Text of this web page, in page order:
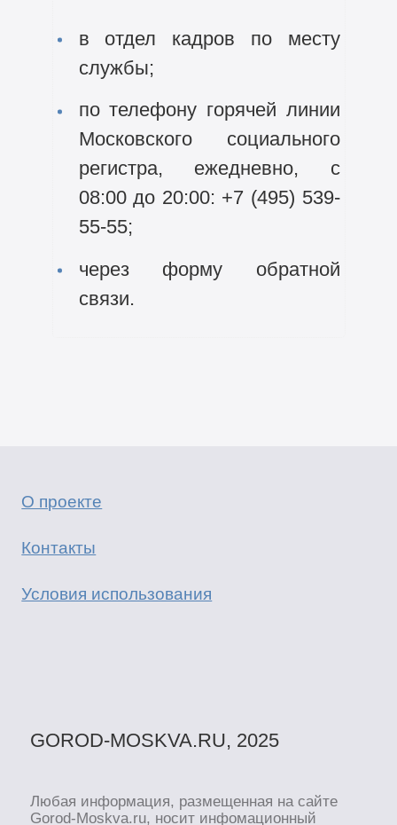
в отдел кадров по месту
службы;
по телефону горячей линии
Московского социального
регистра, ежедневно, с
08:00 до 20:00: +7 (495) 539-
55-55;
через форму обратной
связи.
О проекте
Контакты
Условия использования
GOROD-MOSKVA.RU, 2025
Любая информация, размещенная на сайте
Gorod-Moskva.ru, носит инфомационный